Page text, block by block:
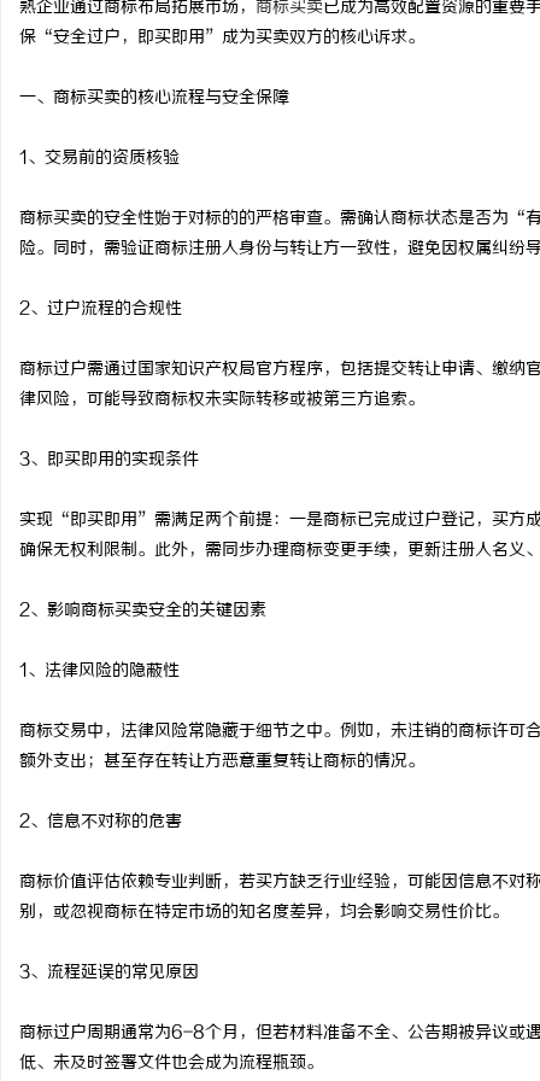
熟企业通过商标布局拓展市场， 商标买卖已成为高效配置资源的重要
保“安全过户，即买即用”成为买卖双方的核心诉求。
一、商标买卖的核心流程与安全保障
1、交易前的资质核验
商标买卖的安全性始于对标的的严格审查。需确认商标状态是否为
险。同时，需验证商标注册人身份与转让方一致性，避免因权属纠纷
2、过户流程的合规性
商标过户需通过国家知识产权局官方程序，包括提交转让申请、缴
律风险，可能导致商标权未实际转移或被第三方追索。
3、即买即用的实现条件
实现“即买即用”需满足两个前提：一是商标已完成过户登记，买方
确保无权利限制。此外，需同步办理商标变更手续，更新注册人名义
2、影响商标买卖安全的关键因素
1、法律风险的隐蔽性
商标交易中，法律风险常隐藏于细节之中。例如，未注销的商标许
额外支出；甚至存在转让方恶意重复转让商标的情况。
2、信息不对称的危害
商标价值评估依赖专业判断，若买方缺乏行业经验，可能因信息不
别，或忽视商标在特定市场的知名度差异，均会影响交易性价比。
3、流程延误的常见原因
商标过户周期通常为6-8个月，但若材料准备不全、公告期被异议或
低、未及时签署文件也会成为流程瓶颈。